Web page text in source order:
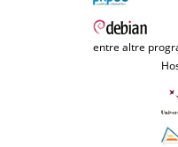
entre altre